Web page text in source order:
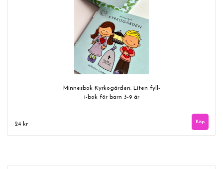
Minnesbok Kyrkogården. Liten fyll-
i-bok för barn 3-9 år
24 kr